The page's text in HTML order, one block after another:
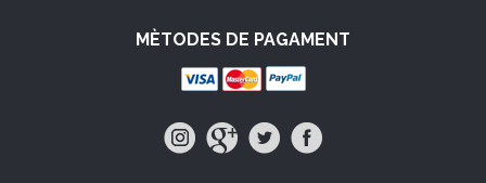
MÈTODES DE PAGAMENT